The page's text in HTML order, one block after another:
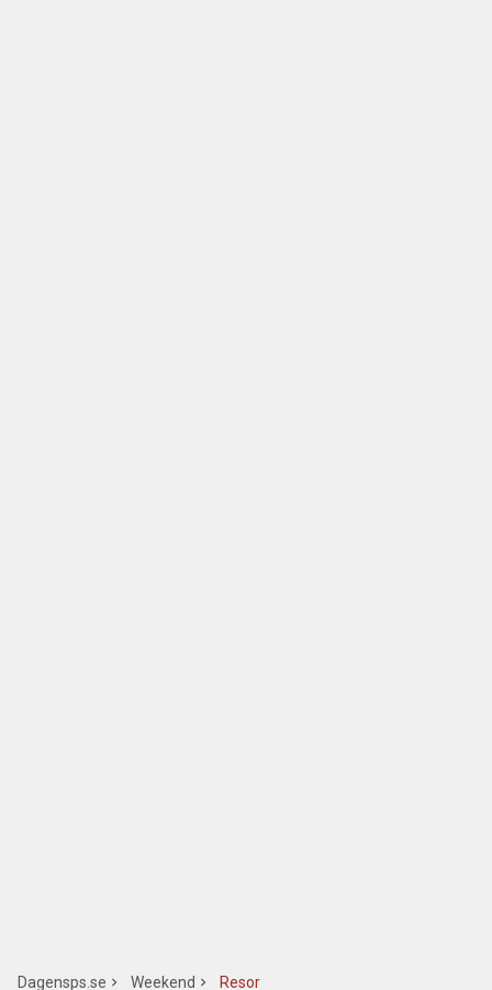
Dagensps.se Weekend Resor